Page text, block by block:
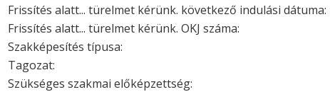
Frissítés alatt... türelmet kérünk. következő indulási dátuma:
Frissítés alatt... türelmet kérünk. OKJ száma:
Szakképesítés típusa:
Tagozat:
Szükséges szakmai előképzettség: